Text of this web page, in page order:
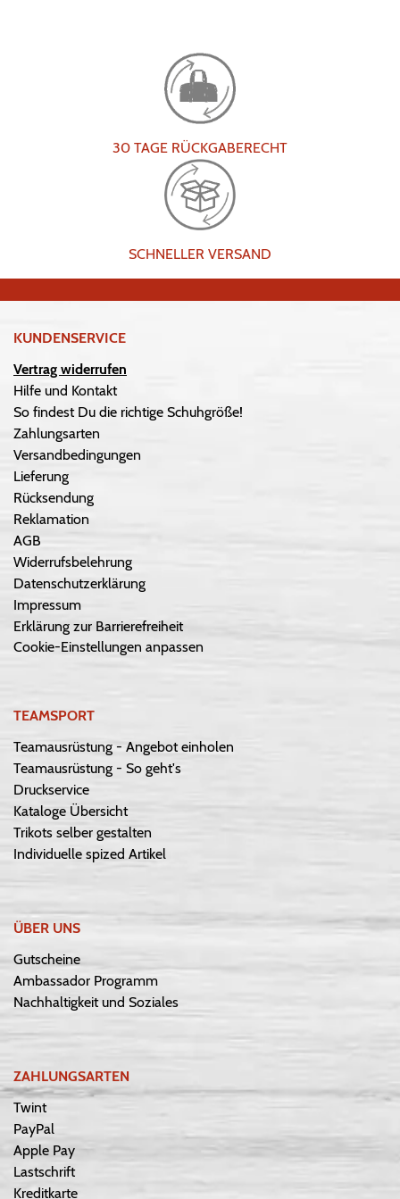
30 TAGE RÜCKGABERECHT
SCHNELLER VERSAND
KUNDENSERVICE
Vertrag widerrufen
Hilfe und Kontakt
So findest Du die richtige Schuhgröße!
Zahlungsarten
Versandbedingungen
Lieferung
Rücksendung
Reklamation
AGB
Widerrufsbelehrung
Datenschutzerklärung
Impressum
Erklärung zur Barrierefreiheit
Cookie-Einstellungen anpassen
TEAMSPORT
Teamausrüstung - Angebot einholen
Teamausrüstung - So geht's
Druckservice
Kataloge Übersicht
Trikots selber gestalten
Individuelle spized Artikel
ÜBER UNS
Gutscheine
Ambassador Programm
Nachhaltigkeit und Soziales
ZAHLUNGSARTEN
Twint
PayPal
Apple Pay
Lastschrift
Kreditkarte